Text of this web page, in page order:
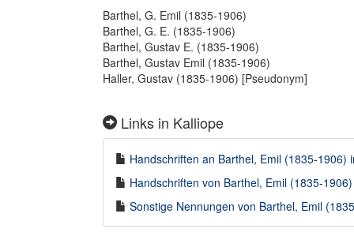
Barthel, G. Emil (1835-1906)
Barthel, G. E. (1835-1906)
Barthel, Gustav E. (1835-1906)
Barthel, Gustav Emil (1835-1906)
Haller, Gustav (1835-1906) [Pseudonym]
Links in Kalliope
Handschriften an Barthel, Emil (1835-1906)
Handschriften von Barthel, Emil (1835-
Sonstige Nennungen von Barthel, Emil